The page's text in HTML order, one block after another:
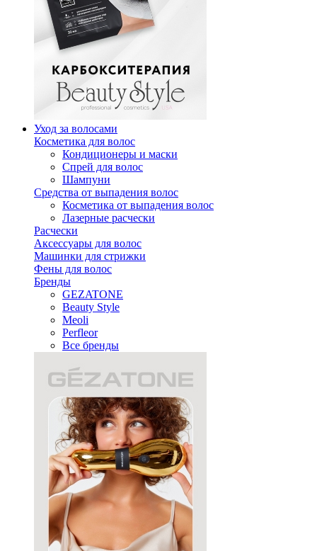
Уход за волосами
Косметика для волос
Кондиционеры и маски
Спрей для волос
Шампуни
Средства от выпадения волос
Косметика от выпадения волос
Лазерные расчески
Расчески
Аксессуары для волос
Машинки для стрижки
Фены для волос
Бренды
GEZATONE
Beauty Style
Meoli
Perfleor
Все бренды